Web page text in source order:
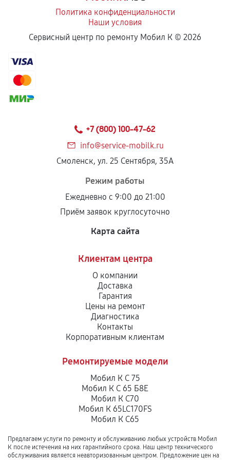
Политика конфиденциальности
Наши условия
Сервисный центр по ремонту Мобил К © 2026
+7 (800) 100-47-62
info@service-mobilk.ru
Смоленск, ул. 25 Сентября, 35А
Режим работы
Ежедневно с 9:00 до 21:00
Приём заявок круглосуточно
Карта сайта
Клиентам центра
О компании
Доставка
Гарантия
Цены на ремонт
Диагностика
Контакты
Корпоративным клиентам
Ремонтируемые модели
Мобил К С 75
Мобил К С 65 Б8Е
Мобил К С70
Мобил К 65LC170FS
Мобил К С65
Предлагаем услуги по ремонту и обслуживанию любых устройств Мобил
К после истечения на них гарантийного срока. Наш центр технического
обслуживания является неавторизованным центром. Предложение цен на